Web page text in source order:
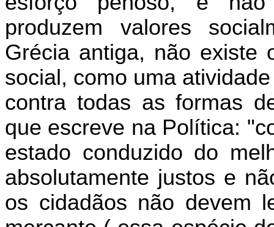
produzem valores
Grécia antiga, não existe
social, como uma
contra todas as formas
que escreve na Política:
estado conduzido do
absolutamente justos e
os cidadãos não devem